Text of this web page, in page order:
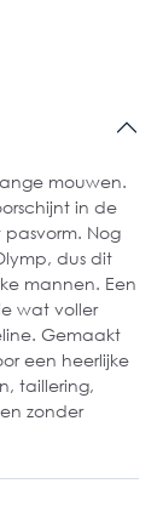
mouwen.
in de
pasvorm. Nog
dus dit
mannen. Een
wat voller
Gemaakt
een heerlijke
taillering,
zonder